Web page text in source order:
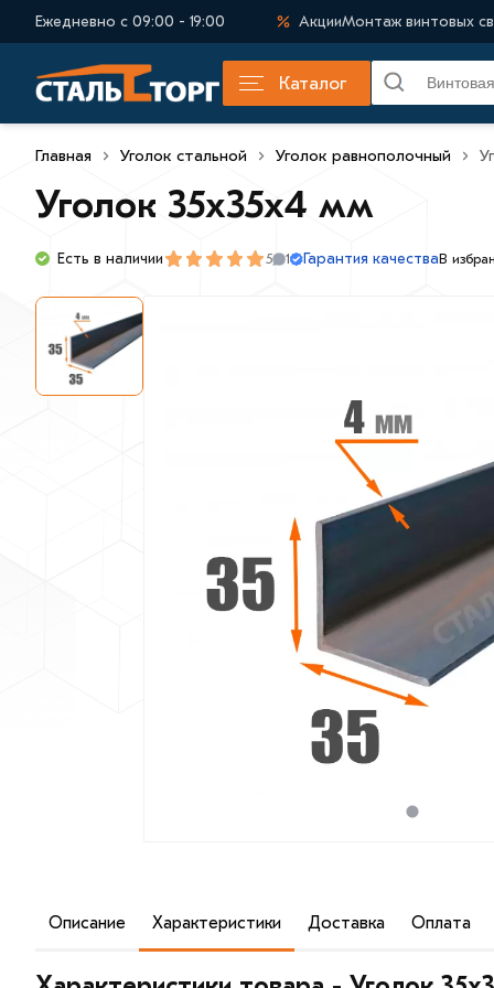
Ежедневно с 09:00 - 19:00 АкцииМонтаж винтовых
Каталог
Главная Уголок стальной Уголок равнополочный
Уголок 35х35х4 мм
Есть в наличии 5 1 Гарантия качестваВ
Описание Характеристики Доставка Оплата
Равнополочный уголок 35х35х4 мм имеет равные